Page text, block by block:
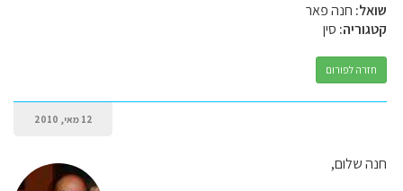
שואל: חנה פאר
קטגוריה: סין
חזרה לפורום
12 מאי, 2010
חנה שלום,